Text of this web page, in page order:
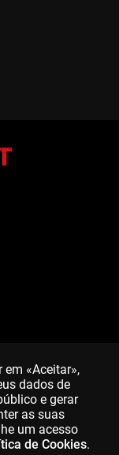
«Aceitar»,
dados de
e gerar
as suas
um acesso
de Cookies.